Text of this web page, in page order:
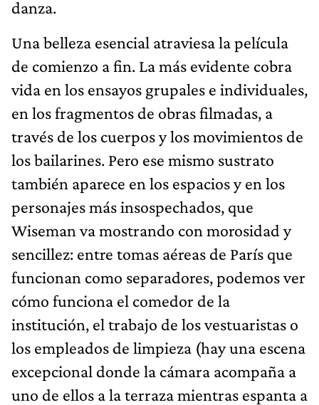
danza.
Una belleza esencial atraviesa la película
de comienzo a fin. La más evidente cobra
vida en los ensayos grupales e individuales,
en los fragmentos de obras filmadas, a
través de los cuerpos y los movimientos de
los bailarines. Pero ese mismo sustrato
también aparece en los espacios y en los
personajes más insospechados, que
Wiseman va mostrando con morosidad y
sencillez: entre tomas aéreas de París que
funcionan como separadores, podemos ver
cómo funciona el comedor de la
institución, el trabajo de los vestuaristas o
los empleados de limpieza (hay una escena
excepcional donde la cámara acompaña a
uno de ellos a la terraza mientras espanta a